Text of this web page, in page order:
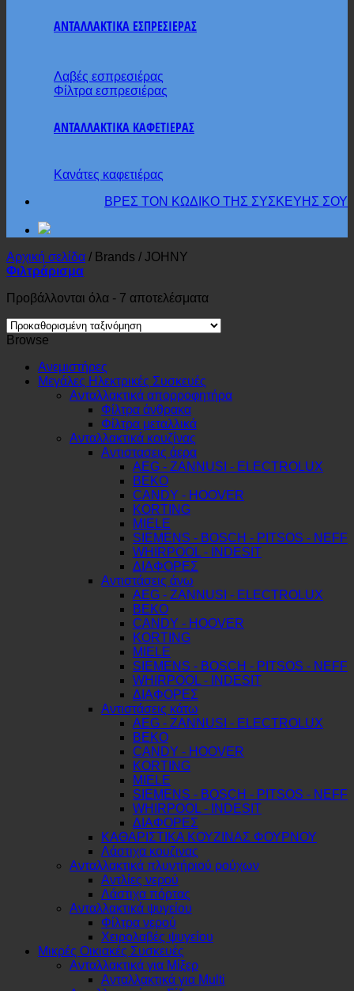
ΑΝΤΑΛΛΑΚΤΙΚΑ ΕΣΠΡΕΣΙΕΡΑΣ
Λαβές εσπρεσιέρας
Φίλτρα εσπρεσιέρας
ΑΝΤΑΛΛΑΚΤΙΚΑ ΚΑΦΕΤΙΕΡΑΣ
Κανάτες καφετιέρας
ΒΡΕΣ ΤΟΝ ΚΩΔΙΚΟ ΤΗΣ ΣΥΣΚΕΥΗΣ ΣΟΥ
Αρχική σελίδα / Brands / JOHNY
Φιλτράρισμα
Προβάλλονται όλα - 7 αποτελέσματα
Browse
Ανεμιστήρες
Μεγάλες Ηλεκτρικές Συσκευές
Ανταλλακτικά απορροφητήρα
Φίλτρα άνθρακα
Φίλτρα μεταλλικά
Ανταλλακτικά κουζίνας
Αντιστασεις άερα
AEG - ZANNUSI - ELECTROLUX
BEKO
CANDY - HOOVER
KORTING
MIELE
SIEMENS - BOSCH - PITSOS - NEFF
WHIRPOOL - INDESIT
ΔΙΑΦΟΡΕΣ
Αντιστάσεις άνω
AEG - ZANNUSI - ELECTROLUX
BEKO
CANDY - HOOVER
KORTING
MIELE
SIEMENS - BOSCH - PITSOS - NEFF
WHIRPOOL - INDESIT
ΔΙΑΦΟΡΕΣ
Αντιστάσεις κάτω
AEG - ZANNUSI - ELECTROLUX
BEKO
CANDY - HOOVER
KORTING
MIELE
SIEMENS - BOSCH - PITSOS - NEFF
WHIRPOOL - INDESIT
ΔΙΑΦΟΡΕΣ
ΚΑΘΑΡΙΣΤΙΚΑ ΚΟΥΖΙΝΑΣ ΦΟΥΡΝΟΥ
Λάστιχα κουζινας
Ανταλλακτικά πλυντήριού ρούχων
Αντλίες νερού
Λάστιχα πόρτας
Ανταλλακτικά ψυγείου
Φίλτρα νερού
Χειρολαβές ψυγείου
Μικρές Οικιακές Συσκευές
Ανταλλακτικά για Μίξερ
Ανταλλακτικά για Multi